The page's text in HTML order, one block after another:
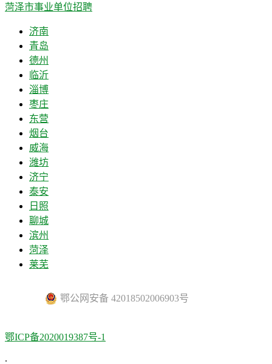
菏泽市事业单位招聘
济南
青岛
德州
临沂
淄博
枣庄
东营
烟台
威海
潍坊
济宁
泰安
日照
聊城
滨州
菏泽
莱芜
鄂公网安备 42018502006903号
鄂ICP备2020019387号-1
.